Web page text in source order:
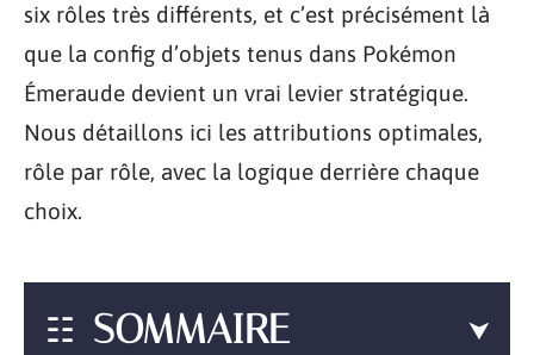
six rôles très différents, et c’est précisément là
que la config d’objets tenus dans Pokémon
Émeraude devient un vrai levier stratégique.
Nous détaillons ici les attributions optimales,
rôle par rôle, avec la logique derrière chaque
choix.
SOMMAIRE